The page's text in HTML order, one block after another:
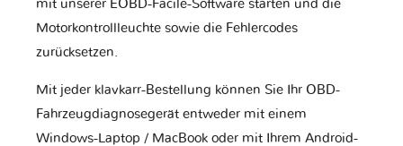
mit unserer EOBD-Facile-Software starten und die
Motorkontrollleuchte sowie die Fehlercodes
zurücksetzen.
Mit jeder klavkarr-Bestellung können Sie Ihr OBD-
Fahrzeugdiagnosegerät entweder mit einem
Windows-Laptop / MacBook oder mit Ihrem Android-